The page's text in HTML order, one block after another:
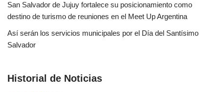
San Salvador de Jujuy fortalece su posicionamiento como
destino de turismo de reuniones en el Meet Up Argentina
Así serán los servicios municipales por el Día del Santísimo
Salvador
Historial de Noticias